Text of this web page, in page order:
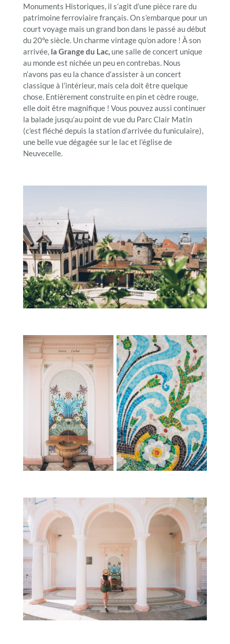
Monuments Historiques, il s’agit d’une pièce rare du
patrimoine ferroviaire français. On s’embarque pour un
court voyage mais un grand bon dans le passé au début
du 20°e siècle. Un charme vintage qu’on adore ! À son
arrivée, la Grange du Lac,une salle de concert unique
au monde est nichée un peu en contrebas. Nous
n’avons pas eu la chance d’assister à un concert
classique à l’intérieur, mais cela doit être quelque
chose. Entièrement construite en pin et cèdre rouge,
elle doit être magnifique ! Vous pouvez aussi continuer
la balade jusqu’au point de vue du Parc Clair Matin
(c’est fléché depuis la station d’arrivée du funiculaire),
une belle vue dégagée sur le lac et l’église de
Neuvecelle.